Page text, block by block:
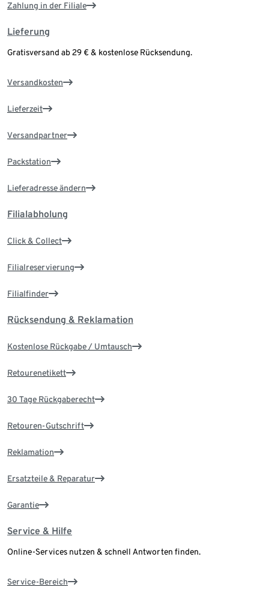
Zahlung in der Filiale
Lieferung
Gratisversand ab 29 € & kostenlose Rücksendung.
Versandkosten
Lieferzeit
Versandpartner
Packstation
Lieferadresse ändern
Filialabholung
Click & Collect
Filialreservierung
Filialfinder
Rücksendung & Reklamation
Kostenlose Rückgabe / Umtausch
Retourenetikett
30 Tage Rückgaberecht
Retouren-Gutschrift
Reklamation
Ersatzteile & Reparatur
Garantie
Service & Hilfe
Online-Services nutzen & schnell Antworten finden.
Service-Bereich